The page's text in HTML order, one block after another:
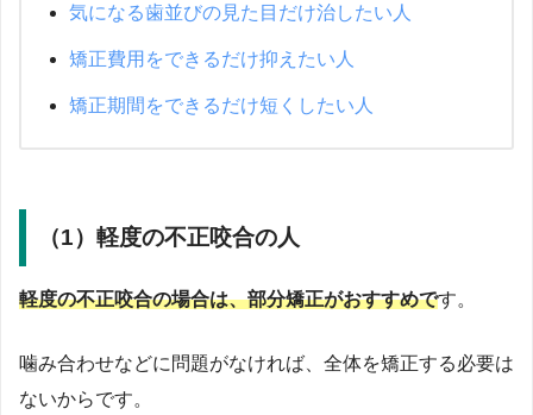
気になる歯並びの見た目だけ治したい人
矯正費用をできるだけ抑えたい人
矯正期間をできるだけ短くしたい人
（1）軽度の不正咬合の人
軽度の不正咬合の場合は、部分矯正がおすすめです。
噛み合わせなどに問題がなければ、全体を矯正する必要は
ないからです。